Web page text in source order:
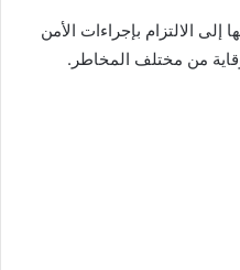
الالتزام بإجراءات الأمن
من مختلف المخاطر.